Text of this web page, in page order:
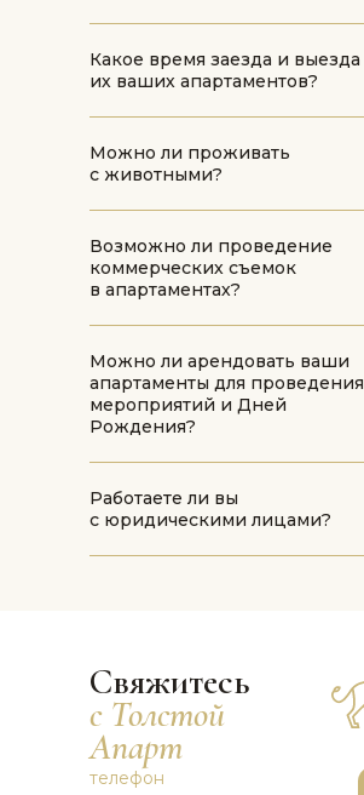
Какое время заезда и выезда
их ваших апартаментов?
Можно ли проживать
с животными?
Возможно ли проведение
коммерческих съемок
в апартаментах?
Можно ли арендовать ваши
апартаменты для проведения
мероприятий и Дней
Рождения?
Работаете ли вы
с юридическими лицами?
телефон
Свяжитесь
с Толстой
Апарт